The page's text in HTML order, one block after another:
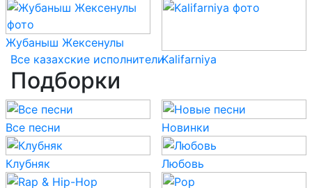
Жубаныш Жексенулы
Kalifarniya
Все казахские исполнители
Подборки
Все песни Новинки
Клубняк Любовь